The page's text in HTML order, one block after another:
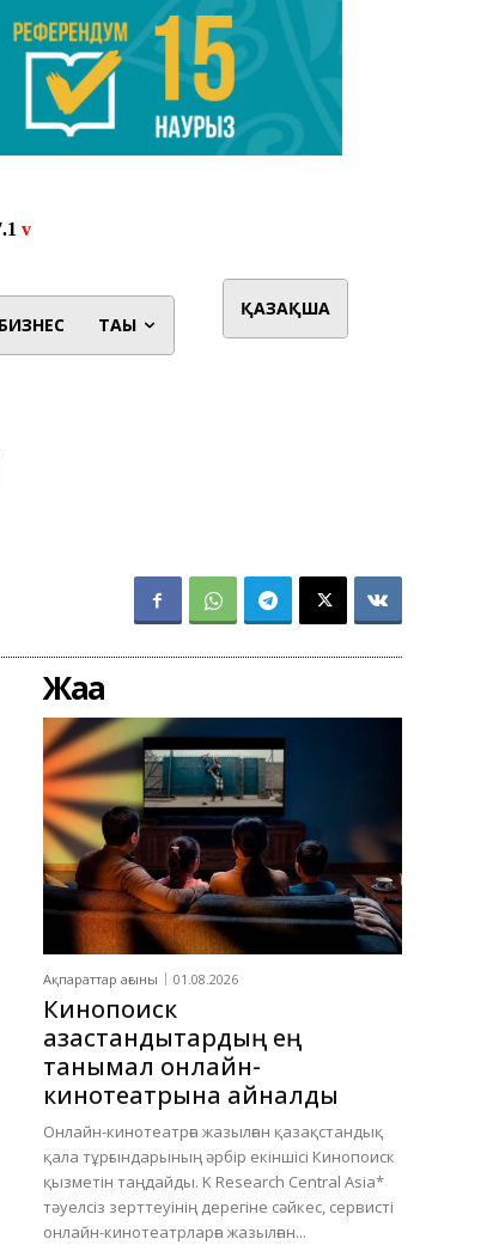
ТАҒЫ
ҚАЗАҚША
Жаңа
Ақпараттар ағыны 01.08.2026
Кинопоиск
қазақстандықтардың ең
танымал онлайн-
кинотеатрына айналды
Онлайн-кинотеатрға жазылған қазақстандық
қала тұрғындарының әрбір екіншісі Кинопоиск
қызметін таңдайды. K Research Central Asia*
тәуелсіз зерттеуінің дерегіне сәйкес, сервисті
онлайн-кинотеатрларға жазылған...